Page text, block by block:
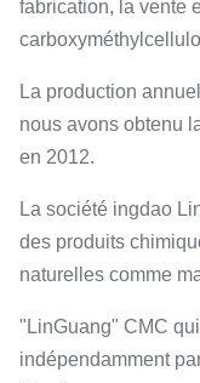
fabrication, la vente
La production
nous avons obtenu
en 2012.
La société ingdao
des produits
naturelles comme
"LinGuang" CMC
indépendamment